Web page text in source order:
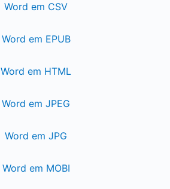
Word em CSV
Word em EPUB
Word em HTML
Word em JPEG
Word em JPG
Word em MOBI